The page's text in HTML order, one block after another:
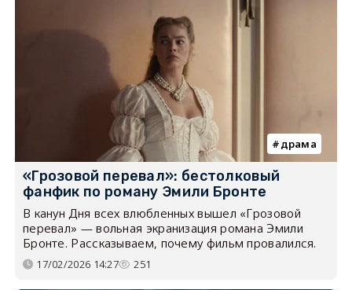
драма
«Грозовой перевал»: бестолковый
фанфик по роману Эмили Бронте
В канун Дня всех влюбленных вышел «Грозовой
перевал» — вольная экранизация романа Эмили
Бронте. Рассказываем, почему фильм провалился.
17/02/2026 14:27 251